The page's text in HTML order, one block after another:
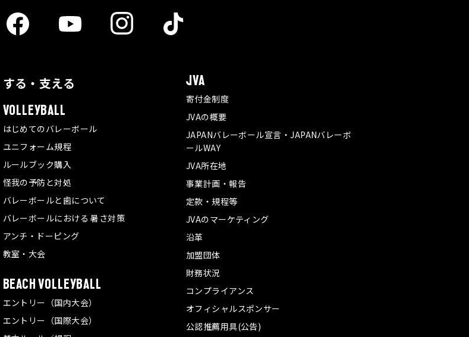
する・支える
VOLLEYBALL
はじめてのバレーボール
ユニフォーム規程
ルールブック購入
怪我の予防と対処
バレーボールと歯について
バレーボールにおける 暑さ対策
アンチ・ドーピング
教室・大会
BEACH VOLLEYBALL
エントリー（国内大会）
エントリー（国際大会）
JVA
寄付金制度
JVAの概要
JAPANバレーボール宣言・JAPANバレーボ
ールWAY
JVA所在地
事業計画・報告
定款・規程等
JVAのマーケティング
沿革
加盟団体
財務状況
コンプライアンス
オフィシャルスポンサー
公認推薦用具(公告)